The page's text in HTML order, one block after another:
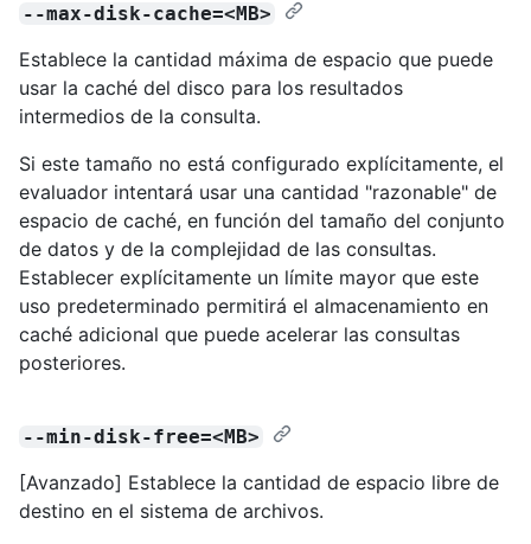
--max-disk-cache=<MB>
Establece la cantidad máxima de espacio que puede
usar la caché del disco para los resultados
intermedios de la consulta.
Si este tamaño no está configurado explícitamente, el
evaluador intentará usar una cantidad "razonable" de
espacio de caché, en función del tamaño del conjunto
de datos y de la complejidad de las consultas.
Establecer explícitamente un límite mayor que este
uso predeterminado permitirá el almacenamiento en
caché adicional que puede acelerar las consultas
posteriores.
--min-disk-free=<MB>
[Avanzado] Establece la cantidad de espacio libre de
destino en el sistema de archivos.